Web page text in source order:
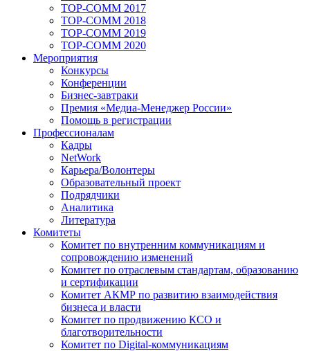
TOP-COMM 2017
TOP-COMM 2018
TOP-COMM 2019
TOP-COMM 2020
Мероприятия
Конкурсы
Конференции
Бизнес-завтраки
Премия «Медиа-Менеджер России»
Помощь в регистрации
Профессионалам
Кадры
NetWork
Карьера/Волонтеры
Образовательный проект
Подрядчики
Аналитика
Литература
Комитеты
Комитет по внутренним коммуникациям и
сопровождению изменений
Комитет по отраслевым стандартам, образованию
и сертификации
Комитет АКМР по развитию взаимодействия
бизнеса и власти
Комитет по продвижению КСО и
благотворительности
Комитет по Digital-коммуникациям